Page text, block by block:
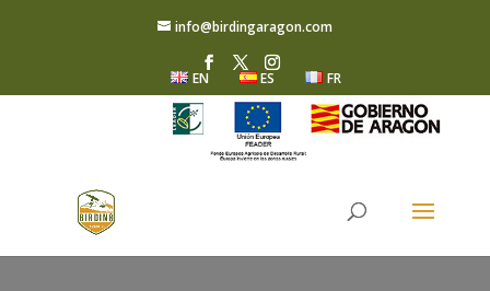
info@birdingaragon.com
EN ES FR